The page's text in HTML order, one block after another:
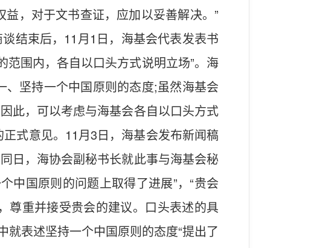
，对于文书查证，应加以妥善解决。”
结束后，11月1日，海基会代表发表书
围内，各自以口头方式说明立场”。海
坚持一个中国原则的态度;虽然海基会
此，可以考虑与海基会各自以口头方式
式意见。11月3日，海基会发布新闻稿
日，海协会副秘书长就此事与海基会秘
中国原则的问题上取得了进展”，“贵会
尊重并接受贵会的建议。口头表述的具
表述坚持一个中国原则的态度“提出了